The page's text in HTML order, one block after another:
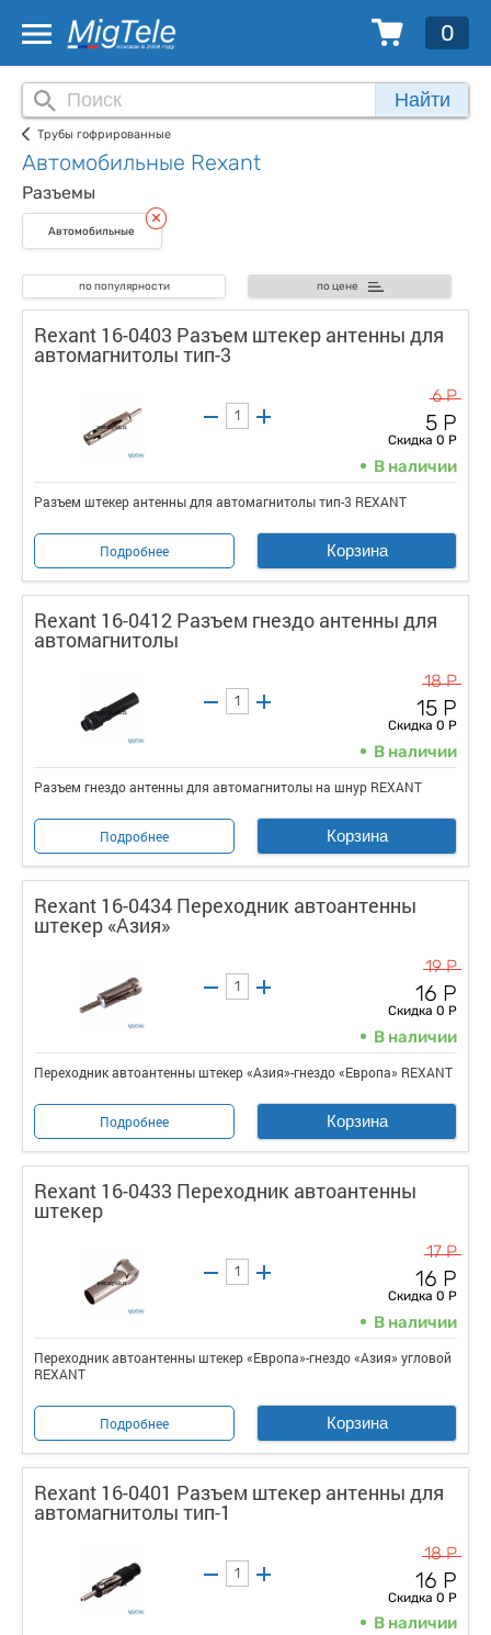
0
Найти
Трубы гофрированные
Автомобильные Rexant
Разъемы
Автомобильные
по популярности по цене
Rexant 16-0403 Разъем штекер антенны для
автомагнитолы тип-3
6 Р
5 Р
Скидка 0 Р
В наличии
Разъем штекер антенны для автомагнитолы тип-3 REXANT
Подробнее Корзина
Rexant 16-0412 Разъем гнездо антенны для
автомагнитолы
18 Р
15 Р
Скидка 0 Р
В наличии
Разъем гнездо антенны для автомагнитолы на шнур REXANT
Подробнее Корзина
Rexant 16-0434 Переходник автоантенны
штекер «Азия»
19 Р
16 Р
Скидка 0 Р
В наличии
Переходник автоантенны штекер «Азия»-гнездо «Европа» REXANT
Подробнее Корзина
Rexant 16-0433 Переходник автоантенны
штекер
17 Р
16 Р
Скидка 0 Р
В наличии
Переходник автоантенны штекер «Европа»-гнездо «Азия» угловой
REXANT
Подробнее Корзина
Rexant 16-0401 Разъем штекер антенны для
автомагнитолы тип-1
18 Р
16 Р
Скидка 0 Р
В наличии